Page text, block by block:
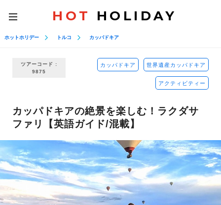
toggle
navigation
HOT HOLIDAY
ホットホリデー トルコ カッパドキア
ツアーコード :
9875
カッパドキア 世界遺産カッパドキア
アクティビティー
カッパドキアの絶景を楽しむ！ラクダサ
ファリ【英語ガイド/混載】